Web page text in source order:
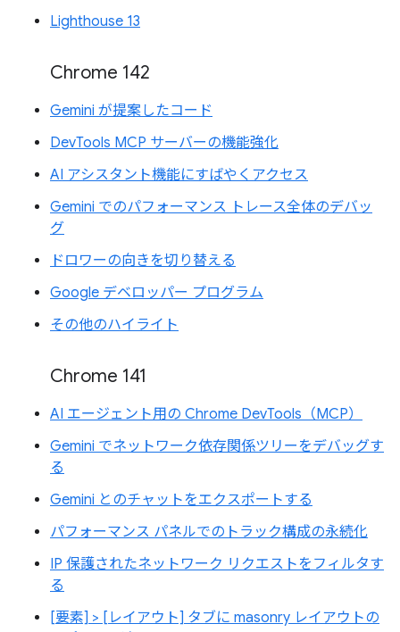
Lighthouse 13
Chrome 142
Gemini が提案したコード
DevTools MCP サーバーの機能強化
AI アシスタント機能にすばやくアクセス
Gemini でのパフォーマンス トレース全体のデバッ
グ
ドロワーの向きを切り替える
Google デベロッパー プログラム
その他のハイライト
Chrome 141
AI エージェント用の Chrome DevTools（MCP）
Gemini でネットワーク依存関係ツリーをデバッグす
る
Gemini とのチャットをエクスポートする
パフォーマンス パネルでのトラック構成の永続化
IP 保護されたネットワーク リクエストをフィルタす
る
[要素] > [レイアウト] タブに masonry レイアウトの